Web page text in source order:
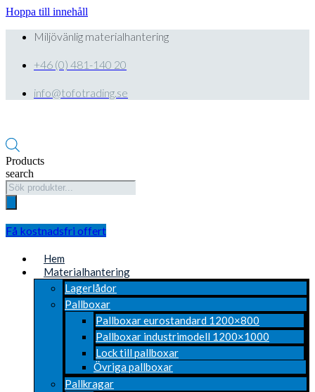
Hoppa till innehåll
Miljövänlig materialhantering
+46 (0) 481-140 20
info@tofotrading.se
Products
search
Få kostnadsfri offert
Hem
Materialhantering
Lagerlådor
Pallboxar
Pallboxar eurostandard 1200×800
Pallboxar industrimodell 1200×1000
Lock till pallboxar
Övriga pallboxar
Pallkragar